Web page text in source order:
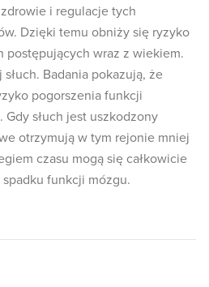
i regulacje tych
Dzięki temu obniży się ryzyko
postępujących wraz z wiekiem.
Badania pokazują, że
pogorszenia funkcji
słuch jest uszkodzony
otrzymują w tym rejonie mniej
czasu mogą się całkowicie
funkcji mózgu.